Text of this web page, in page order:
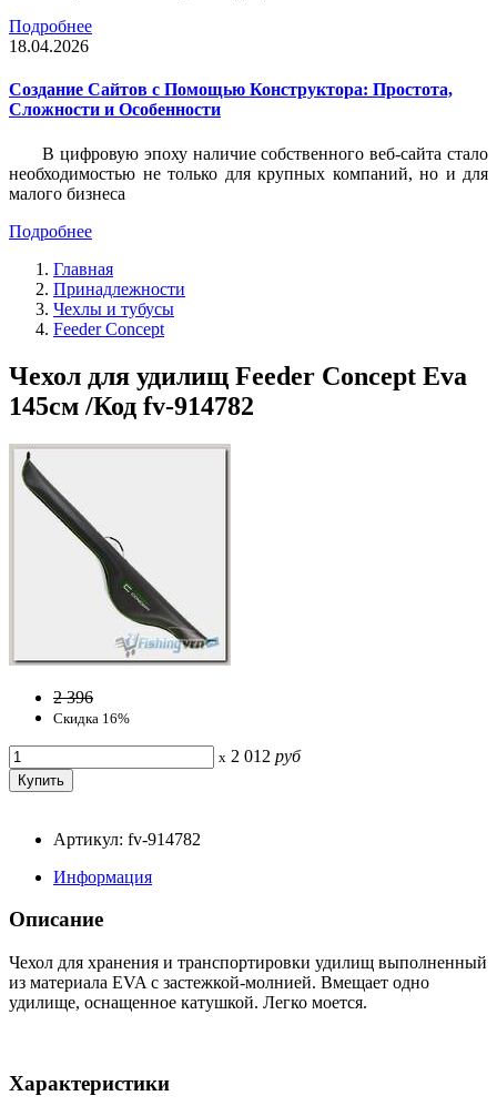
Подробнее
18.04.2026
Создание Сайтов с Помощью Конструктора: Простота,
Сложности и Особенности
В цифровую эпоху наличие собственного веб-сайта стало
необходимостью не только для крупных компаний, но и для
малого бизнеса
Подробнее
Главная
Принадлежности
Чехлы и тубусы
Feeder Concept
Чехол для удилищ Feeder Concept Eva
145см /Код fv-914782
2 396
Скидка 16%
x 2 012 руб
Артикул: fv-914782
Информация
Описание
Чехол для хранения и транспортировки удилищ выполненный
из материала EVA с застежкой-молнией. Вмещает одно
удилище, оснащенное катушкой. Легко моется.
Характеристики